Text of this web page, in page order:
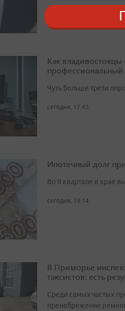
Как владивостокцы
профессиональный
Чуть больше трети
сегодня, 17:43
Ипотечный долг
Во II квартале в крае
сегодня, 18:14
В Приморье
таксистов: есть
Среди самых частых
пренебрежение